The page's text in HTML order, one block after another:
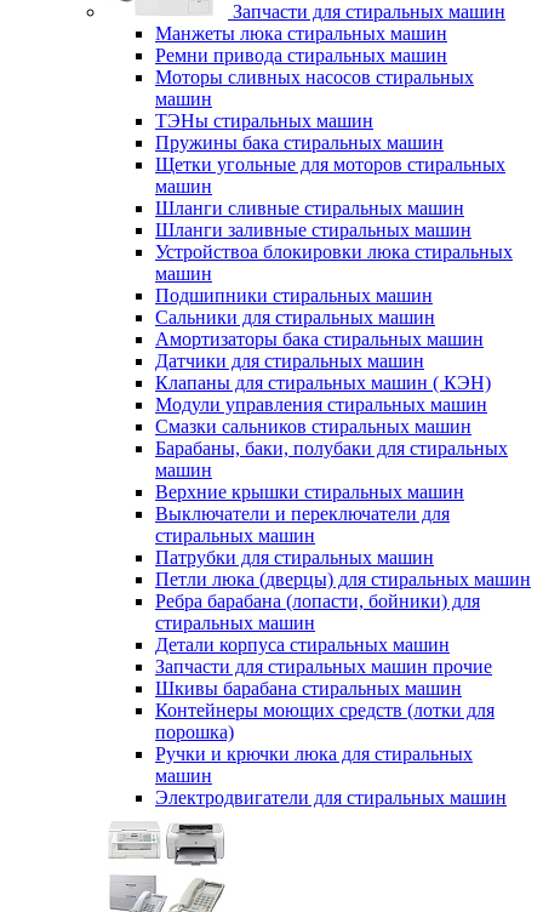
Запчасти для стиральных машин
Манжеты люка стиральных машин
Ремни привода стиральных машин
Моторы сливных насосов стиральных
машин
ТЭНы стиральных машин
Пружины бака стиральных машин
Щетки угольные для моторов стиральных
машин
Шланги сливные стиральных машин
Шланги заливные стиральных машин
Устройствоа блокировки люка стиральных
машин
Подшипники стиральных машин
Сальники для стиральных машин
Амортизаторы бака стиральных машин
Датчики для стиральных машин
Клапаны для стиральных машин ( КЭН)
Модули управления стиральных машин
Смазки сальников стиральных машин
Барабаны, баки, полубаки для стиральных
машин
Верхние крышки стиральных машин
Выключатели и переключатели для
стиральных машин
Патрубки для стиральных машин
Петли люка (дверцы) для стиральных машин
Ребра барабана (лопасти, бойники) для
стиральных машин
Детали корпуса стиральных машин
Запчасти для стиральных машин прочие
Шкивы барабана стиральных машин
Контейнеры моющих средств (лотки для
порошка)
Ручки и крючки люка для стиральных
машин
Электродвигатели для стиральных машин